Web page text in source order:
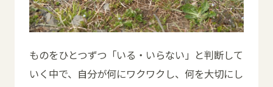
ものをひとつずつ「いる・いらない」と判断して
いく中で、自分が何にワクワクし、何を大切にし